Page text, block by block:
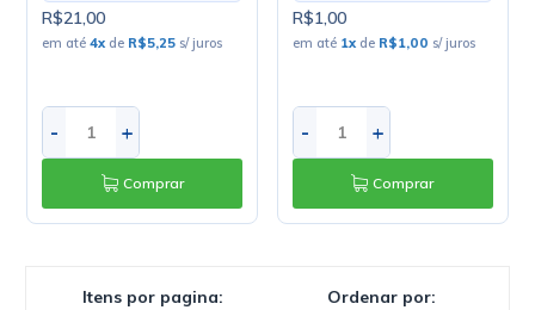
R$21,00
em até4x de R$5,25 s/ juros
- +
Comprar
R$1,00
em até 1x de R$1,00 s/ juros
- +
Comprar
Itens por pagina: Ordenar por: